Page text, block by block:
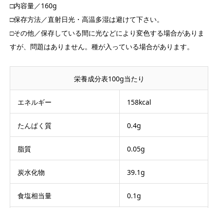
□内容量／160g
□保存方法／直射日光・高温多湿は避けて下さい。
□その他／保存している間に光などにより変色する場合がありま
すが、問題はありません。種が入っている場合があります。
栄養成分表100g当たり
エネルギー 158kcal
たんぱく質 0.4g
脂質 0.05g
炭水化物 39.1g
食塩相当量 0.1g